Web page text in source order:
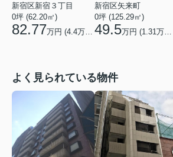
新宿区新宿３丁目
0坪 (62.20㎡)
82.77万円 (4.4万円/坪)
新宿区矢来町
0坪 (125.29㎡)
49.5万円 (1.31 万円/坪)
よく見られている物件